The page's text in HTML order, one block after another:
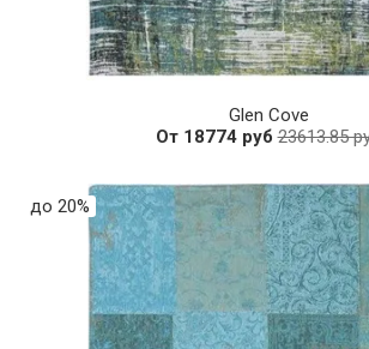
Glen Cove
От 18774 руб23613.85
до 20%